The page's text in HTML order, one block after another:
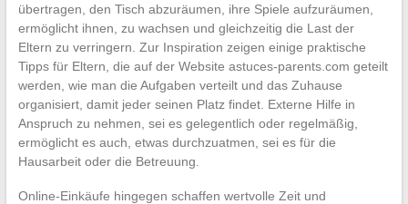
übertragen, den Tisch abzuräumen, ihre Spiele aufzuräumen,
ermöglicht ihnen, zu wachsen und gleichzeitig die Last der
Eltern zu verringern. Zur Inspiration zeigen einige praktische
Tipps für Eltern, die auf der Website astuces-parents.com geteilt
werden, wie man die Aufgaben verteilt und das Zuhause
organisiert, damit jeder seinen Platz findet. Externe Hilfe in
Anspruch zu nehmen, sei es gelegentlich oder regelmäßig,
ermöglicht es auch, etwas durchzuatmen, sei es für die
Hausarbeit oder die Betreuung.
Online-Einkäufe hingegen schaffen wertvolle Zeit und